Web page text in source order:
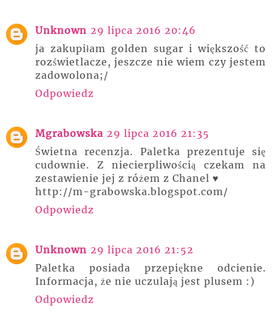
Unknown 29 lipca 2016 20:46
ja zakupiłam golden sugar i większość to
rozświetlacze, jeszcze nie wiem czy jestem
zadowolona;/
Odpowiedz
Mgrabowska 29 lipca 2016 21:35
Świetna recenzja. Paletka prezentuje się
cudownie. Z niecierpliwością czekam na
zestawienie jej z różem z Chanel ♥
http://m-grabowska.blogspot.com/
Odpowiedz
Unknown 29 lipca 2016 21:52
Paletka posiada przepiękne odcienie.
Informacja, że nie uczulają jest plusem :)
Odpowiedz